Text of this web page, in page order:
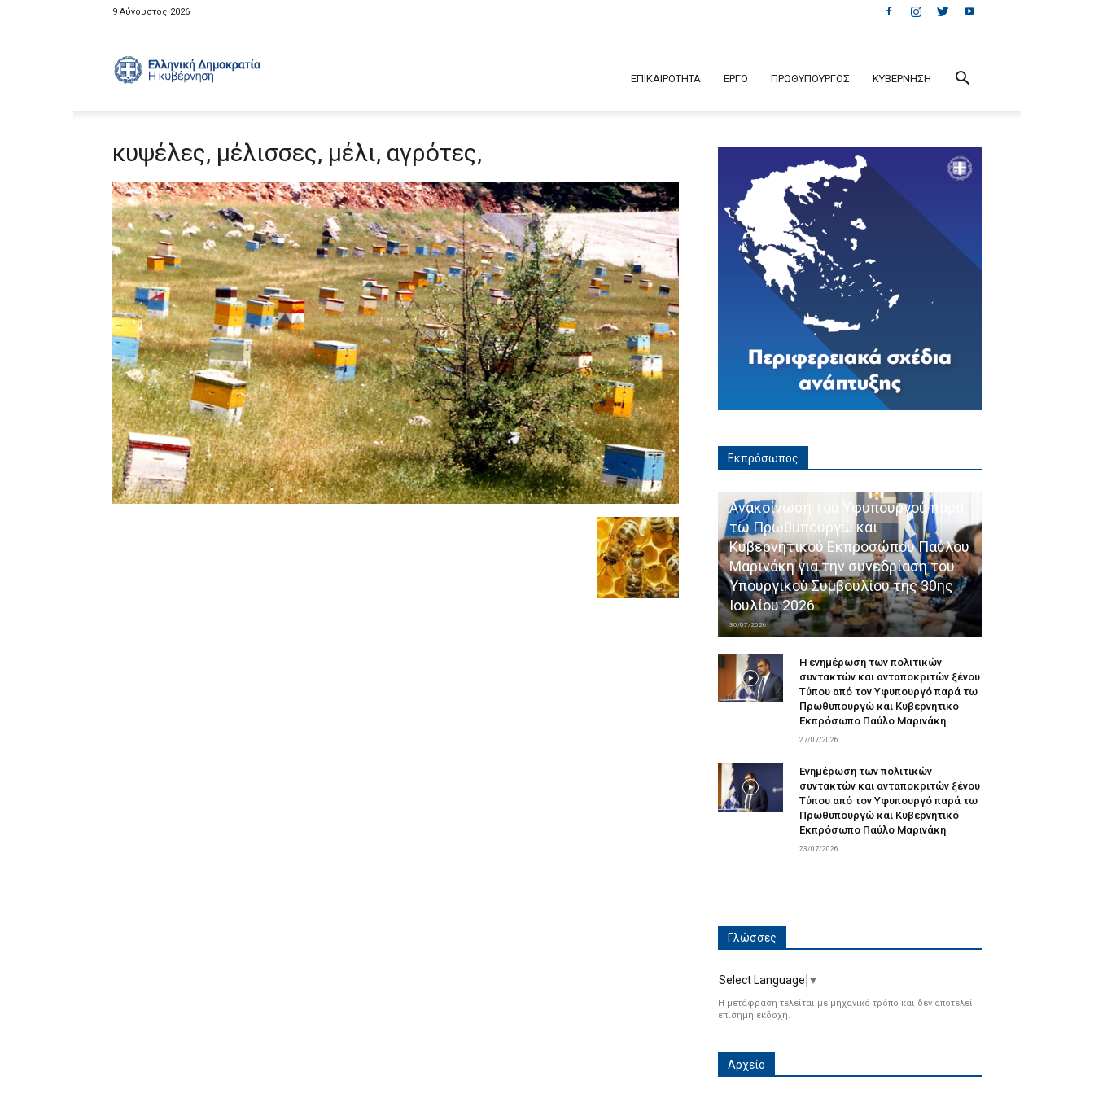
9 Αύγουστος 2026
Κυβέρνηση
ΕΠΙΚΑΙΡΟΤΗΤΑ ΕΡΓΟ ΠΡΩΘΥΠΟΥΡΓΟΣ ΚΥΒΕΡΝΗΣΗ
κυψέλες, μέλισσες, μέλι, αγρότες,
Εκπρόσωπος
Ανακοίνωση του Υφυπουργού παρά
τω Πρωθυπουργώ και
Κυβερνητικού Εκπροσώπου Παύλου
Μαρινάκη για την συνεδρίαση του
Υπουργικού Συμβουλίου της 30ης
Ιουλίου 2026
30/07/2026
Η ενημέρωση των πολιτικών
συντακτών και ανταποκριτών ξένου
Τύπου από τον Υφυπουργό παρά τω
Πρωθυπουργώ και Κυβερνητικό
Εκπρόσωπο Παύλο Μαρινάκη
27/07/2026
Ενημέρωση των πολιτικών
συντακτών και ανταποκριτών ξένου
Τύπου από τον Υφυπουργό παρά τω
Πρωθυπουργώ και Κυβερνητικό
Εκπρόσωπο Παύλο Μαρινάκη
23/07/2026
Γλώσσες
Select Language ▼
Η μετάφραση τελείται με μηχανικό τρόπο και δεν αποτελεί
επίσημη εκδοχή.
Αρχείο